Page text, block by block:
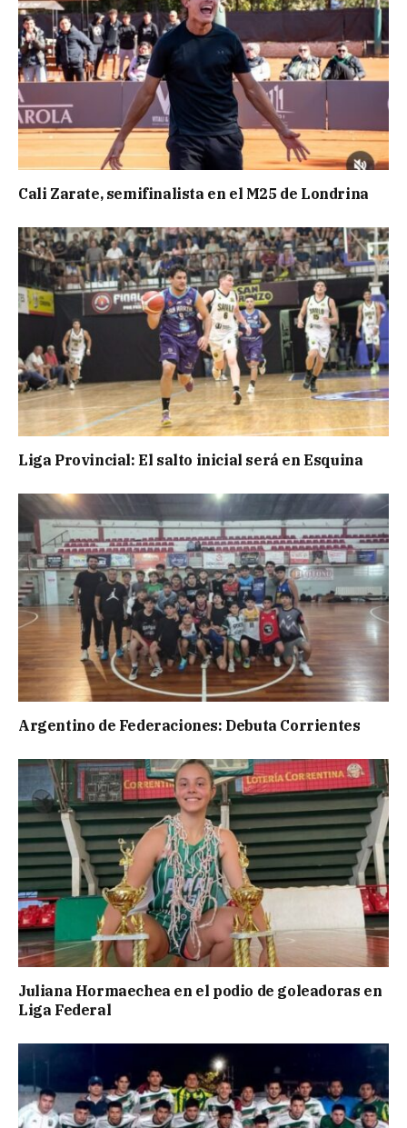
Cali Zarate, semifinalista en el M25 de Londrina
Liga Provincial: El salto inicial será en Esquina
Argentino de Federaciones: Debuta Corrientes
Juliana Hormaechea en el podio de goleadoras en
Liga Federal